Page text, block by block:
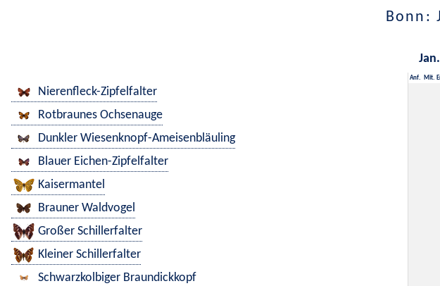
Bonn:
Jan.
Anf. Mit.
Nierenfleck-Zipfelfalter
Rotbraunes Ochsenauge
Dunkler Wiesenknopf-Ameisenbläuling
Blauer Eichen-Zipfelfalter
Kaisermantel
Brauner Waldvogel
Großer Schillerfalter
Kleiner Schillerfalter
Schwarzkolbiger Braundickkopf